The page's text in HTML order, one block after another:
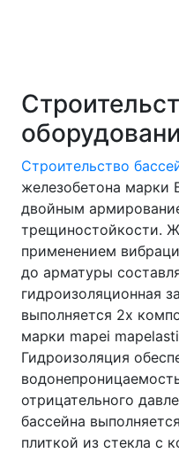
Строительство
железобетона марки
двойным
трещиностойкости.
применением
до арматуры
гидроизоляционная
выполняется 2х
марки mapei
Гидроизоляция
отрицательного
бассейна
плиткой из стекла с